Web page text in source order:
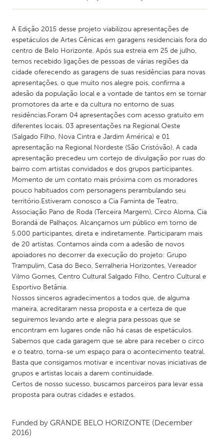
A Edição 2015 desse projeto viabilizou apresentações de
espetáculos de Artes Cênicas em garagens residenciais fora do
centro de Belo Horizonte. Após sua estreia em 25 de julho,
temos recebido ligações de pessoas de várias regiões da
cidade oferecendo as garagens de suas residências para novas
apresentações, o que muito nos alegre pois, confirma a
adesão da população local e a vontade de tantos em se tornar
promotores da arte e da cultura no entorno de suas
residências.Foram 04 apresentações com acesso gratuito em
diferentes locais. 03 apresentações na Regional Oeste
(Salgado Filho, Nova Cintra e Jardim América) e 01
apresentação na Regional Nordeste (São Cristóvão). A cada
apresentação precedeu um cortejo de divulgação por ruas do
bairro com artistas convidados e dos grupos participantes.
Momento de um contato mais próxima com os moradores
pouco habituados com personagens perambulando seu
território.Estiveram conosco a Cia Faminta de Teatro,
Associação Pano de Roda (Terceira Margem), Circo Aloma, Cia
Borandá de Palhaços. Alcançamos um público em torno de
5.000 participantes, direta e indiretamente. Participaram mais
de 20 artistas. Contamos ainda com a adesão de novos
apoiadores no decorrer da execução do projeto: Grupo
Trampulim, Casa do Beco, Serralheria Horizontes, Vereador
Vilmo Gomes, Centro Cultural Salgado Filho, Centro Cultural e
Esportivo Betânia.
Nossos sinceros agradecimentos a todos que, de alguma
maneira, acreditaram nessa proposta e a certeza de que
seguiremos levando arte e alegria para pessoas que se
encontram em lugares onde não há casas de espetáculos.
Sabemos que cada garagem que se abre para receber o circo
e o teatro, torna-se um espaço para o acontecimento teatral.
Basta que consigamos motivar e incentivar novas iniciativas de
grupos e artistas locais a darem continuidade.
Certos de nosso sucesso, buscamos parceiros para levar essa
proposta para outras cidades e estados.
Funded by GRANDE BELO HORIZONTE (December
2016)